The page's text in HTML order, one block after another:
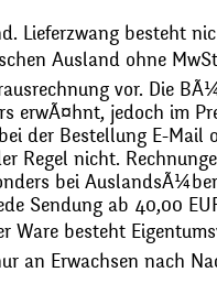
Lieferzwang besteht
Ausland ohne
vor. Die
erwÃ¤hnt, jedoch im
der Bestellung E-Mail
Regel nicht.
bei
Sendung ab 40,00
Ware besteht
an Erwachsen nach